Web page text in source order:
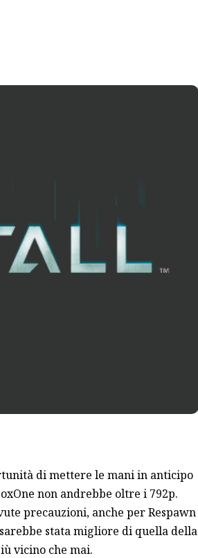
di mettere le mani in anticipo
non andrebbe oltre i 792p.
precauzioni, anche per Respawn
stata migliore di quella della
vicino che mai.